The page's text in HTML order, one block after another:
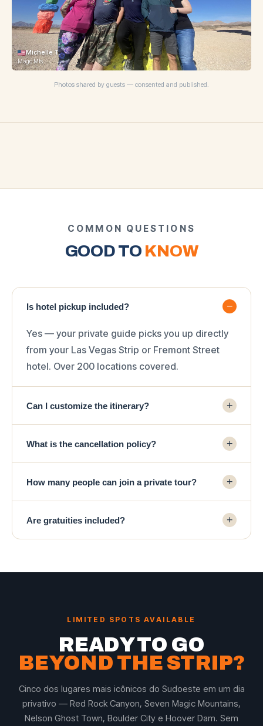
Michelle T.
Magic Mts.
Photos shared by guests — consented and published.
COMMON QUESTIONS
GOOD TO KNOW
Is hotel pickup included? −
Yes — your private guide picks you up directly
from your Las Vegas Strip or Fremont Street
hotel. Over 200 locations covered.
Can I customize the itinerary? +
Want more time at a specific stop or a custom
detour? Let us know when booking or via
WhatsApp.
What is the cancellation policy? +
tour. Cancellations within 24 hours are non-
refundable. Rescheduling is available up to 24
hours in advance, subject to availability.
How many people can join a private tour? +
guests. Larger groups can be arranged —
contact us via WhatsApp.
Are gratuities included? +
LIMITED SPOTS AVAILABLE
READY TO GO
BEYOND THE STRIP?
Cinco dos lugares mais icônicos do Sudoeste em um dia
privativo — Red Rock Canyon, Seven Magic Mountains,
Nelson Ghost Town, Boulder City e Hoover Dam. Sem